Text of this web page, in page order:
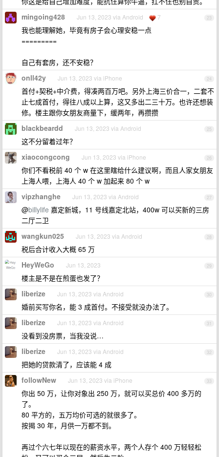
23
mingoing428 Jun 13, 2023 via Android 7
我也能理解她，毕竟有房子会心理安稳一点
=========
自己有套房，还不安稳？
24
onll42y Jun 13, 2023 via iPhone
首付+契税+中介费，得凑两百万吧。另外上海三价合一，二套不
止七成首付，得往八成以上算，这又多出二三十万。也许还想装
修。楼主跟你女朋友商量下，缓两年，再攒攒
25
blackbeardd Jun 13, 2023 via Android
这不分留着过年？
26
xiaocongcong Jun 13, 2023 via iPhone
你们不看税前 40 个 w 在这里瞎给什么建议啊，而且人家女朋友
上海人喂，上海人 40 个 w 加起来 80 个 w
27
vipzhanghe Jun 13, 2023 via Android
@billylife 嘉定新城，11 号线嘉定北站，400w 可以买新的三房
二厅二卫
28
wangkun025 Jun 13, 2023 via Android
税后合计收入大概 65 万
29
HeyWeGo Jun 13, 2023
楼主是不是在煎蛋也发了？
30
liberize Jun 13, 2023 via Android
婚前买写你名，能 3 成首付。不接受就没办法了。
31
liberize Jun 13, 2023 via Android
没看到没房票，当我没说…
32
liberize Jun 13, 2023 via Android
把她的贷款清了，应该能 4 成
33
followNew Jun 13, 2023 via iPhone
你出 50 万，让你对象出 250 万，就可以买总价 400 多万的
了。
80 平方的，五万均价可选的就很多了。
按揭 30 年，月供一万都不到。
再过个六七年以现在的薪资水平，两个人存个 400 万轻轻松